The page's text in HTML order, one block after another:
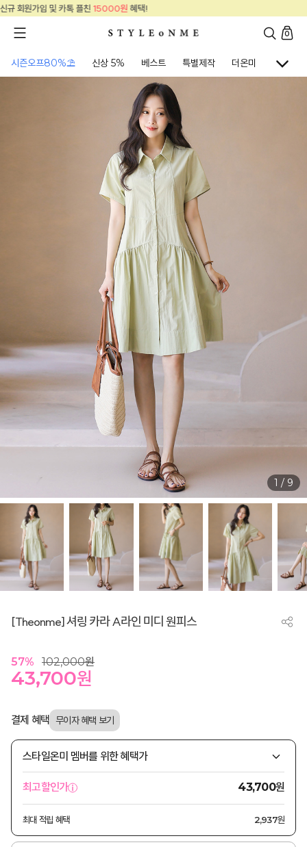
신규 회원가입 및 카톡 플친
0
시즌오프80%⛱ 신상 5% 베스트 특별제작 더온미 골프웨어
1 / 9
[Theonme] 셔링 카라 A라인 미디 원피스
57% 102,000원
43,700원
결제 혜택
스타일온미 멤버를 위한 혜택가
최고할인가 43,700원
최대 적립 혜택 2,937원